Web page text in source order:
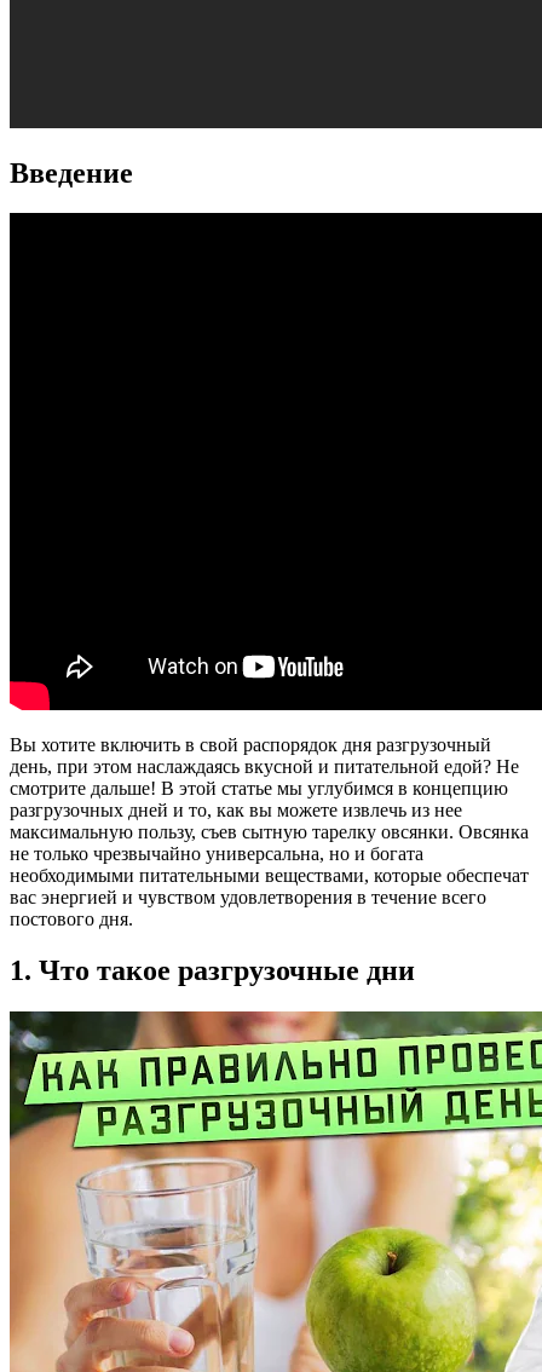
Введение
Вы хотите включить в свой распорядок дня разгрузочный
день, при этом наслаждаясь вкусной и питательной едой? Не
смотрите дальше! В этой статье мы углубимся в концепцию
разгрузочных дней и то, как вы можете извлечь из нее
максимальную пользу, съев сытную тарелку овсянки. Овсянка
не только чрезвычайно универсальна, но и богата
необходимыми питательными веществами, которые обеспечат
вас энергией и чувством удовлетворения в течение всего
постового дня.
1. Что такое разгрузочные дни